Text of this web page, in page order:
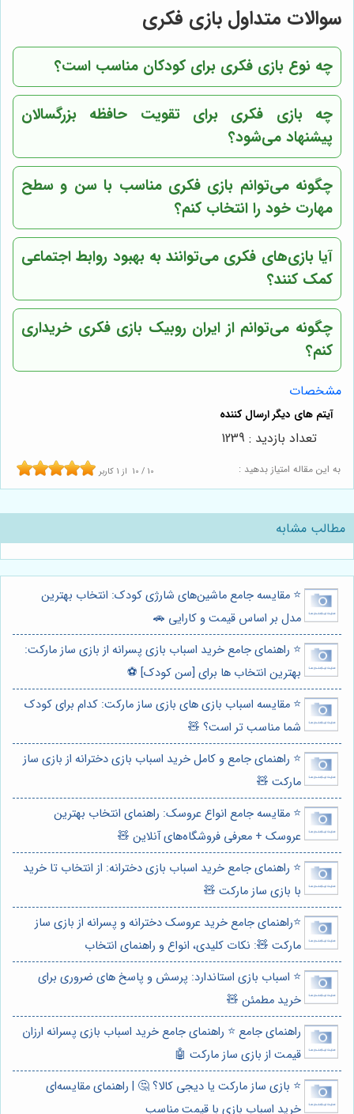
سوالات متداول بازی فکری
چه نوع بازی فکری برای کودکان مناسب است؟
چه بازی فکری برای تقویت حافظه بزرگسالان
پیشنهاد می‌شود؟
چگونه می‌توانم بازی فکری مناسب با سن و سطح
مهارت خود را انتخاب کنم؟
آیا بازی‌های فکری می‌توانند به بهبود روابط اجتماعی
کمک کنند؟
چگونه می‌توانم از ایران روبیک بازی فکری خریداری
کنم؟
مشخصات
به این مقاله امتیاز بدهید : 10 / 10 از 1 کاربر
تعداد بازدید : 1239
مطالب مشابه
⭐️ مقایسه جامع ماشین‌های شارژی کودک: انتخاب بهترین
مدل بر اساس قیمت و کارایی 🚗
⭐️ راهنمای جامع خرید اسباب بازی پسرانه از بازی ساز مارکت:
بهترین انتخاب ها برای [سن کودک] ⚽️
⭐️ مقایسه اسباب بازی های بازی ساز مارکت: کدام برای کودک
شما مناسب تر است؟ 🧸
⭐️ راهنمای جامع و کامل خرید اسباب بازی دخترانه از بازی ساز
مارکت 🧸
⭐️ مقایسه جامع انواع عروسک: راهنمای انتخاب بهترین
عروسک + معرفی فروشگاه‌های آنلاین 🧸
⭐️ راهنمای جامع خرید اسباب بازی دخترانه: از انتخاب تا خرید
با بازی ساز مارکت 🧸
⭐️راهنمای جامع خرید عروسک دخترانه و پسرانه از بازی ساز
مارکت 🧸: نکات کلیدی، انواع و راهنمای انتخاب
⭐️ اسباب بازی استاندارد: پرسش و پاسخ های ضروری برای
خرید مطمئن 🧸
راهنمای جامع ⭐️ راهنمای جامع خرید اسباب بازی پسرانه ارزان
قیمت از بازی ساز مارکت 🤖
⭐️ بازی ساز مارکت یا دیجی کالا؟ 🤔 | راهنمای مقایسه‌ای
خرید اسباب بازی با قیمت مناسب